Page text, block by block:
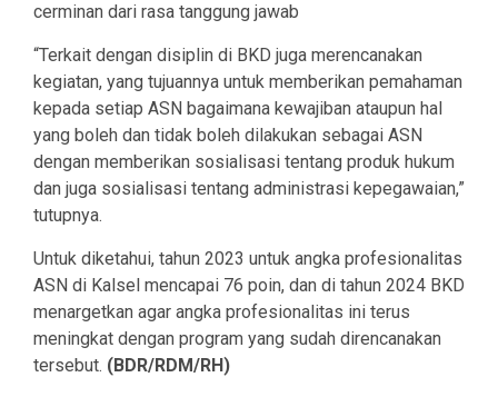
cerminan dari rasa tanggung jawab
“Terkait dengan disiplin di BKD juga merencanakan
kegiatan, yang tujuannya untuk memberikan pemahaman
kepada setiap ASN bagaimana kewajiban ataupun hal
yang boleh dan tidak boleh dilakukan sebagai ASN
dengan memberikan sosialisasi tentang produk hukum
dan juga sosialisasi tentang administrasi kepegawaian,”
tutupnya.
Untuk diketahui, tahun 2023 untuk angka profesionalitas
ASN di Kalsel mencapai 76 poin, dan di tahun 2024 BKD
menargetkan agar angka profesionalitas ini terus
meningkat dengan program yang sudah direncanakan
tersebut. (BDR/RDM/RH)